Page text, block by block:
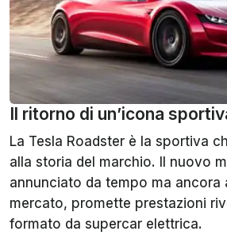
Il ritorno di un’icona
La Tesla Roadster è la sportiva
alla storia del marchio. Il nuovo
annunciato da tempo ma ancora
mercato, promette prestazioni
formato da supercar elettrica.